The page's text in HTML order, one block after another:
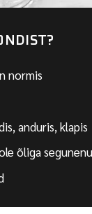
normis
anduris, klapis
õliga